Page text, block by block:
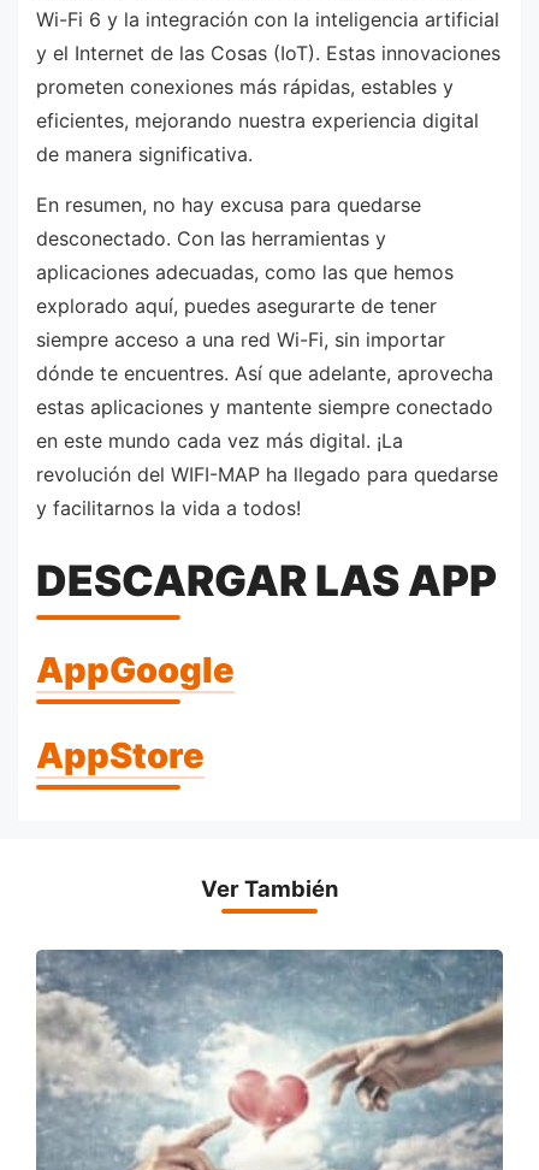
Wi-Fi 6 y la integración con la inteligencia artificial
y el Internet de las Cosas (IoT). Estas innovaciones
prometen conexiones más rápidas, estables y
eficientes, mejorando nuestra experiencia digital
de manera significativa.
En resumen, no hay excusa para quedarse
desconectado. Con las herramientas y
aplicaciones adecuadas, como las que hemos
explorado aquí, puedes asegurarte de tener
siempre acceso a una red Wi-Fi, sin importar
dónde te encuentres. Así que adelante, aprovecha
estas aplicaciones y mantente siempre conectado
en este mundo cada vez más digital. ¡La
revolución del WIFI-MAP ha llegado para quedarse
y facilitarnos la vida a todos!
DESCARGAR LAS APP
AppGoogle
AppStore
Ver También